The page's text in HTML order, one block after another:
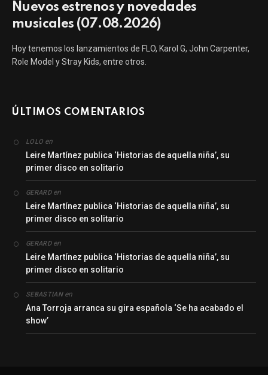
Nuevos estrenos y novedades
musicales (07.08.2026)
Hoy tenemos los lanzamientos de FLO, Karol G, John Carpenter,
Role Model y Stray Kids, entre otros.
ÚLTIMOS COMENTARIOS
LOLO en
Leire Martínez publica ‘Historias de aquella niña’, su
primer disco en solitario
GERARDen
Leire Martínez publica ‘Historias de aquella niña’, su
primer disco en solitario
GERARDen
Leire Martínez publica ‘Historias de aquella niña’, su
primer disco en solitario
SEBASTIANen
Ana Torroja arranca su gira española ‘Se ha acabado el
show’